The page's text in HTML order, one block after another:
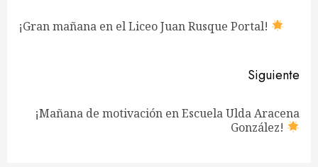
entradas
¡Gran mañana en el Liceo Juan Rusque Portal!
Siguiente
Siguiente
¡Mañana de motivación en Escuela Ulda Aracena
González!